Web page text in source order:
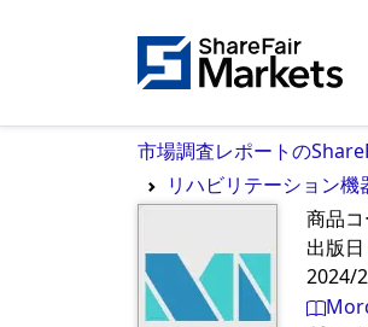
市場調査レポートの
リハビリテーション
商品コ
出版日
2024/